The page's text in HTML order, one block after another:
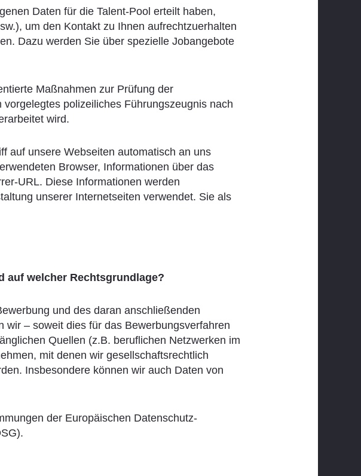
Daten für die Talent-Pool erteilt haben,
um den Kontakt zu Ihnen aufrechtzuerhalten
Dazu werden Sie über spezielle Jobangebote
Maßnahmen zur Prüfung der
polizeiliches Führungszeugnis nach
wird.
auf unsere Webseiten automatisch an uns
Browser, Informationen über das
URL. Diese Informationen werden
unserer Internetseiten verwendet. Sie als
auf welcher Rechtsgrundlage?
und des daran anschließenden
– soweit dies für das Bewerbungsverfahren
Quellen (z.B. beruflichen Netzwerken im
mit denen wir gesellschaftsrechtlich
Insbesondere können wir auch Daten von
der Europäischen Datenschutz-